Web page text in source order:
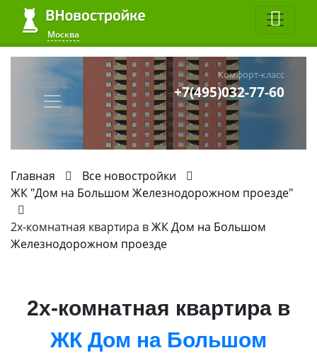
Москва
Комфорт-класс
+7(495)032-77-60
Главная
Все новостройки
ЖК "Дом на Большом Железнодорожном проезде"
2х-комнатная квартира вЖК Дом на Большом
Железнодорожном проезде
2х-комнатная квартира в
ЖК Дом на Большом